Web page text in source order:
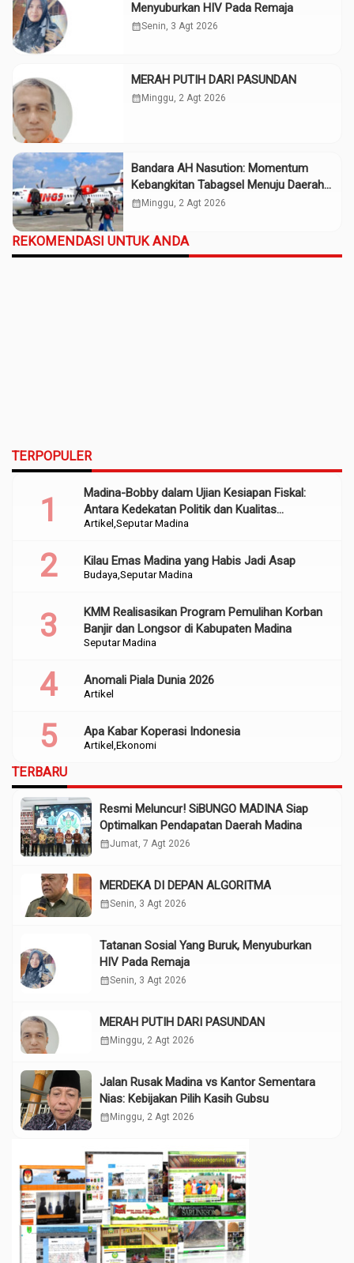
Menyuburkan HIV Pada Remaja
calendar_monthSenin, 3 Agt 2026
MERAH PUTIH DARI PASUNDAN
calendar_month Minggu, 2 Agt 2026
Bandara AH Nasution: Momentum
Kebangkitan Tabagsel Menuju Daerah
Maju
calendar_month Minggu, 2 Agt 2026
REKOMENDASI UNTUK ANDA
TERPOPULER
Artikel Seputar Madina
Madina-Bobby dalam Ujian Kesiapan Fiskal:
Antara Kedekatan Politik dan Kualitas
Perencanaan
Budaya Seputar Madina
Kilau Emas Madina yang Habis Jadi Asap
Seputar Madina
KMM Realisasikan Program Pemulihan Korban
Banjir dan Longsor di Kabupaten Madina
Artikel
Anomali Piala Dunia 2026
Artikel Ekonomi
Apa Kabar Koperasi Indonesia
TERBARU
Resmi Meluncur! SiBUNGO MADINA Siap
Optimalkan Pendapatan Daerah Madina
calendar_monthJumat, 7 Agt 2026
MERDEKA DI DEPAN ALGORITMA
calendar_monthSenin, 3 Agt 2026
Tatanan Sosial Yang Buruk, Menyuburkan
HIV Pada Remaja
calendar_monthSenin, 3 Agt 2026
MERAH PUTIH DARI PASUNDAN
calendar_month Minggu, 2 Agt 2026
Jalan Rusak Madina vs Kantor Sementara
Nias: Kebijakan Pilih Kasih Gubsu
calendar_month Minggu, 2 Agt 2026